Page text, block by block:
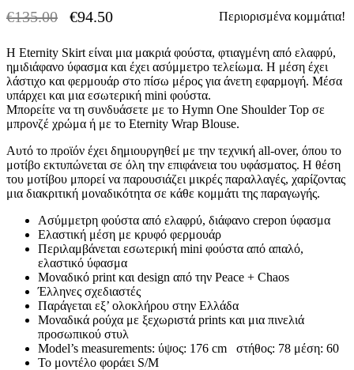
€135.00
Original
was:
€135.00.
€94.50
Η
τιμή
είναι:
€94.50.
Περιορισμένα κομμάτια!
Η Eternity Skirt είναι μια μακριά φούστα, φτιαγμένη από ελαφρύ,
ημιδιάφανο ύφασμα και έχει ασύμμετρο τελείωμα. Η μέση έχει
λάστιχο και φερμουάρ στο πίσω μέρος για άνετη εφαρμογή. Μέσα
υπάρχει και μια εσωτερική mini φούστα.
Μπορείτε να τη συνδυάσετε με το Hymn One Shoulder Top σε
μπρονζέ χρώμα ή με το Eternity Wrap Blouse.
Αυτό το προϊόν έχει δημιουργηθεί με την τεχνική all-over, όπου το
μοτίβο εκτυπώνεται σε όλη την επιφάνεια του υφάσματος. Η θέση
του μοτίβου μπορεί να παρουσιάζει μικρές παραλλαγές, χαρίζοντας
μια διακριτική μοναδικότητα σε κάθε κομμάτι της παραγωγής.
Ασύμμετρη φούστα από ελαφρύ, διάφανο crepon ύφασμα
Ελαστική μέση με κρυφό φερμουάρ
Περιλαμβάνεται εσωτερική mini φούστα από απαλό,
ελαστικό ύφασμα
Μοναδικό print και design από την Peace + Chaos
Έλληνες σχεδιαστές
Παράγεται εξ’ ολοκλήρου στην Ελλάδα
Μοναδικά ρούχα με ξεχωριστά prints και μια πινελιά
προσωπικού στυλ
Model’s measurements: ύψος: 176 cm στήθος: 78 μέση: 60
Το μοντέλο φοράει S/M